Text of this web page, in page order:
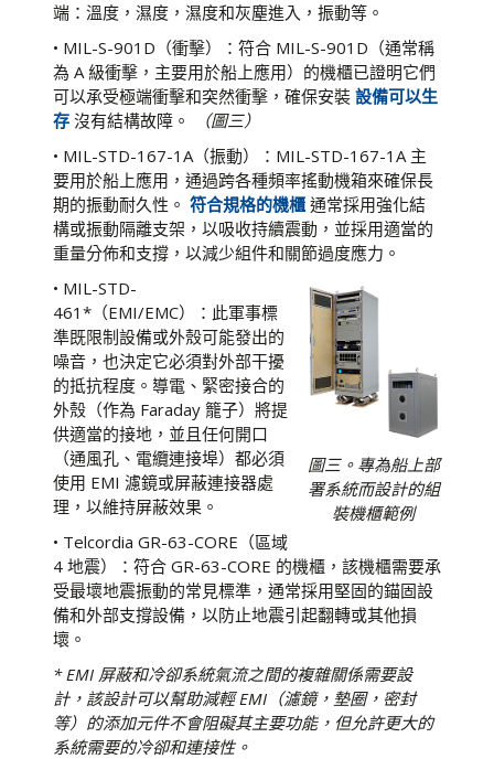
端：溫度，濕度，濕度和灰塵進入，振動等。
• MIL-S-901D（衝擊）：符合 MIL-S-901D（通常稱
為 A 級衝擊，主要用於船上應用）的機櫃已證明它們
可以承受極端衝擊和突然衝擊，確保安裝 設備可以生
存 沒有結構故障。
（圖三）
• MIL-STD-167-1A（振動）：MIL-STD-167-1A 主
要用於船上應用，通過跨各種頻率搖動機箱來確保長
期的振動耐久性。 符合規格的機櫃 通常採用強化結
構或振動隔離支架，以吸收持續震動，並採用適當的
重量分佈和支撐，以減少組件和關節過度應力。
圖三。專為船上部
署系統而設計的組
裝機櫃範例
• MIL-STD-
461*（EMI/EMC）：此軍事標
準既限制設備或外殼可能發出的
噪音，也決定它必須對外部干擾
的抵抗程度。導電、緊密接合的
外殼（作為 Faraday 籠子）將提
供適當的接地，並且任何開口
（通風孔、電纜連接埠）都必須
使用 EMI 濾鏡或屏蔽連接器處
理，以維持屏蔽效果。
• Telcordia GR-63-CORE（區域
4 地震）：符合 GR-63-CORE 的機櫃，該機櫃需要承
受最壞地震振動的常見標準，通常採用堅固的錨固設
備和外部支撐設備，以防止地震引起翻轉或其他損
壞。
* EMI 屏蔽和冷卻系統氣流之間的複雜關係需要設
計，該設計可以幫助減輕 EMI（濾鏡，墊圈，密封
等）的添加元件不會阻礙其主要功能，但允許更大的
系統需要的冷卻和連接性。